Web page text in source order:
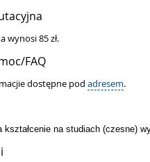
wynosi 85 zł.
FAQ
dostępne pod adresem.
kształcenie na studiach (czesne)